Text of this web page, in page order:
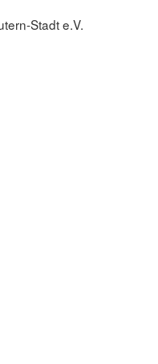
Stadt e.V.